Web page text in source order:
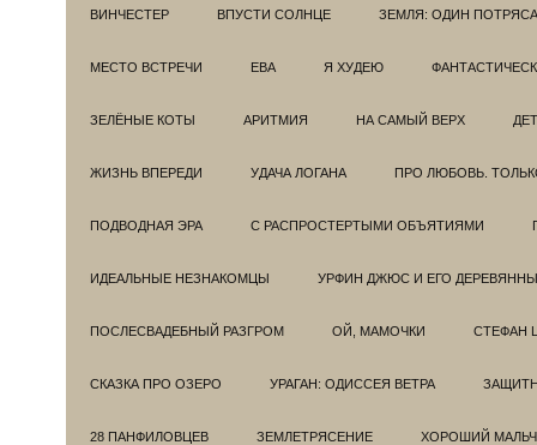
ВИНЧЕСТЕР ВПУСТИ СОЛНЦЕ ЗЕМЛЯ: ОДИН
МЕСТО ВСТРЕЧИ ЕВА Я ХУДЕЮ
ЗЕЛЁНЫЕ КОТЫ АРИТМИЯ НА САМЫЙ ВЕРХ
ЖИЗНЬ ВПЕРЕДИ УДАЧА ЛОГАНА ПРО ЛЮБОВЬ.
ПОДВОДНАЯ ЭРА С РАСПРОСТЕРТЫМИ ОБЪЯТИЯМИ
ИДЕАЛЬНЫЕ НЕЗНАКОМЦЫ УРФИН ДЖЮС И ЕГО
ПОСЛЕСВАДЕБНЫЙ РАЗГРОМ ОЙ, МАМОЧКИ СТЕФАН
СКАЗКА ПРО ОЗЕРО УРАГАН: ОДИССЕЯ ВЕТРА
28 ПАНФИЛОВЦЕВ ЗЕМЛЕТРЯСЕНИЕ ХОРОШИЙ